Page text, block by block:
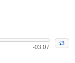
-03:07